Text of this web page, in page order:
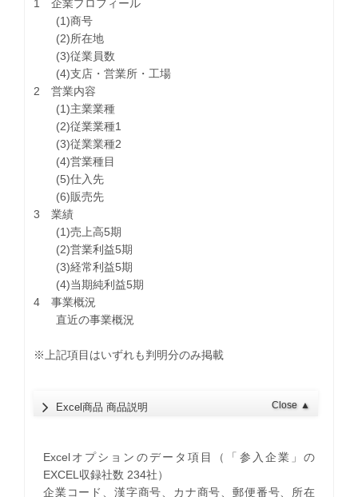
1 企業プロフィール
(1)商号
(2)所在地
(3)従業員数
(4)支店・営業所・工場
2 営業内容
(1)主業業種
(2)従業業種1
(3)従業業種2
(4)営業種目
(5)仕入先
(6)販売先
3 業績
(1)売上高5期
(2)営業利益5期
(3)経常利益5期
(4)当期純利益5期
4 事業概況
直近の事業概況
※上記項目はいずれも判明分のみ掲載
Excel商品 商品説明 Close ▲
Excelオプションのデータ項目（「参入企業」の
EXCEL収録社数 234社）
企業コード、漢字商号、カナ商号、郵便番号、所在